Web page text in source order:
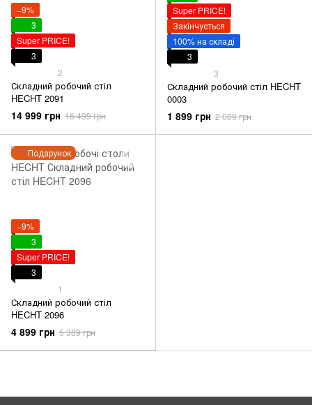
−9%
3
Super PRICE!
3
2
Складний робочий стіл
HECHT 2091
14 999 грн 16 499 грн
Super PRICE!
Закінчується
100% на складі
3
3
Складний робочий стіл HECHT
0003
1 899 грн 2 089 грн
Подарунок
−9%
3
Super PRICE!
3
1
Складний робочий стіл
HECHT 2096
4 899 грн 5 389 грн